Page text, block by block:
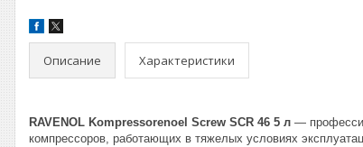
Описание Характеристики
RAVENOL Kompressorenoel Screw SCR 46 5 л —
компрессоров, работающих в тяжелых условиях